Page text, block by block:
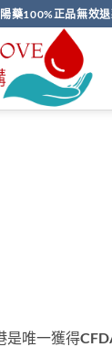
藥100%正品無效
是唯一獲得